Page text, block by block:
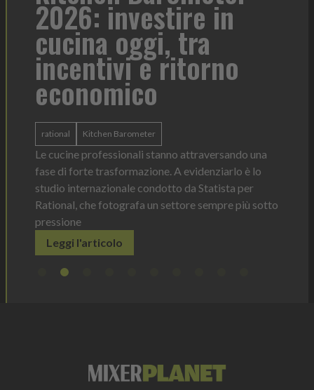
2026: investire in
cucina oggi, tra
incentivi e ritorno
economico
rational Kitchen Barometer
Le cucine professionali stanno attraversando una
fase di forte trasformazione. A evidenziarlo è lo
studio internazionale condotto da Statista per
Rational, che fotografa un settore sempre più sotto
pressione
Leggi l'articolo